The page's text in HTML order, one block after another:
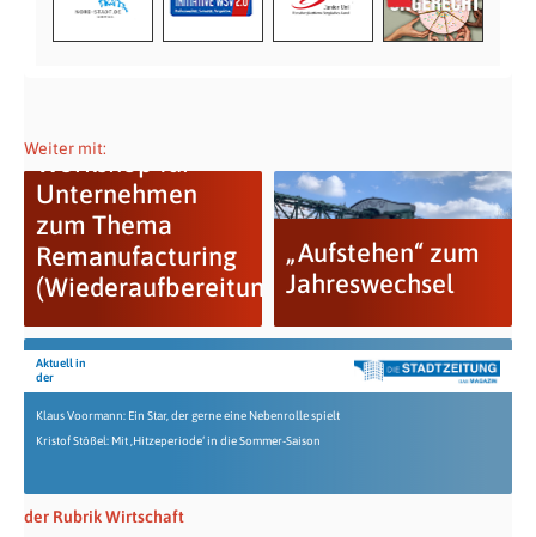
Weiter mit:
Workshop für
Unternehmen
zum Thema
Remanufacturing
(Wiederaufbereitung)
„Aufstehen“ zum
Jahreswechsel
Aktuell in
der
Klaus Voormann: Ein Star, der gerne eine Nebenrolle spielt
Kristof Stößel: Mit ‚Hitzeperiode‘ in die Sommer-Saison
der Rubrik Wirtschaft